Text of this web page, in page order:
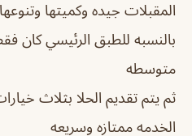
المقبلات جيده وكميتها
بالنسبه للطبق الرئيسي
متوسطه
ثم يتم تقديم الحلا بثلاث
الخدمه ممتازه وسريعه